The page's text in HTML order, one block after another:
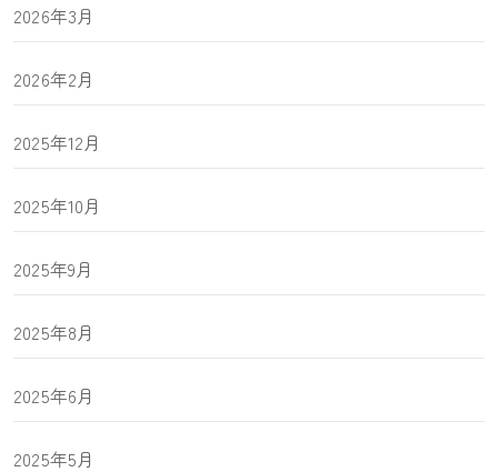
2026年3月
2026年2月
2025年12月
2025年10月
2025年9月
2025年8月
2025年6月
2025年5月